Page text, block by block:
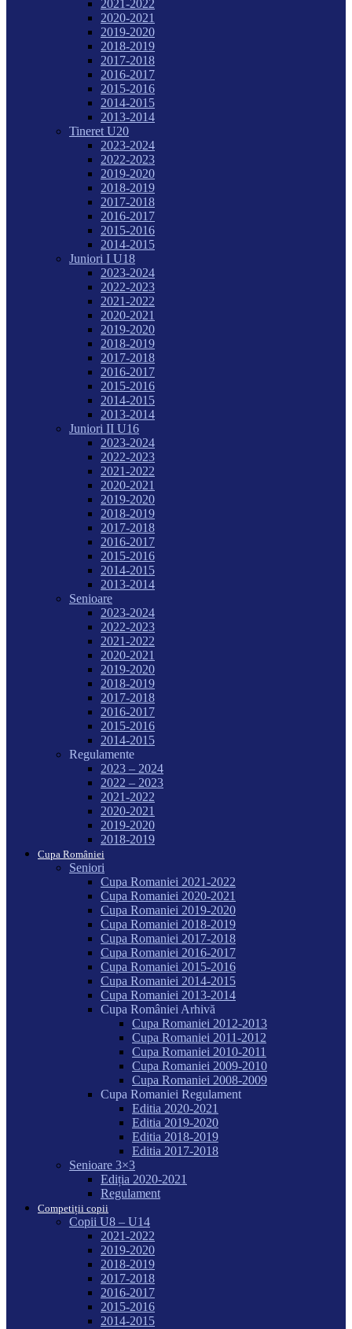
2021-2022
2020-2021
2019-2020
2018-2019
2017-2018
2016-2017
2015-2016
2014-2015
2013-2014
Tineret U20
2023-2024
2022-2023
2019-2020
2018-2019
2017-2018
2016-2017
2015-2016
2014-2015
Juniori I U18
2023-2024
2022-2023
2021-2022
2020-2021
2019-2020
2018-2019
2017-2018
2016-2017
2015-2016
2014-2015
2013-2014
Juniori II U16
2023-2024
2022-2023
2021-2022
2020-2021
2019-2020
2018-2019
2017-2018
2016-2017
2015-2016
2014-2015
2013-2014
Senioare
2023-2024
2022-2023
2021-2022
2020-2021
2019-2020
2018-2019
2017-2018
2016-2017
2015-2016
2014-2015
Regulamente
2023 – 2024
2022 – 2023
2021-2022
2020-2021
2019-2020
2018-2019
Cupa României
Seniori
Cupa Romaniei 2021-2022
Cupa Romaniei 2020-2021
Cupa Romaniei 2019-2020
Cupa Romaniei 2018-2019
Cupa Romaniei 2017-2018
Cupa Romaniei 2016-2017
Cupa Romaniei 2015-2016
Cupa Romaniei 2014-2015
Cupa Romaniei 2013-2014
Cupa României Arhivă
Cupa Romaniei 2012-2013
Cupa Romaniei 2011-2012
Cupa Romaniei 2010-2011
Cupa Romaniei 2009-2010
Cupa Romaniei 2008-2009
Cupa Romaniei Regulament
Editia 2020-2021
Editia 2019-2020
Editia 2018-2019
Editia 2017-2018
Senioare 3×3
Ediția 2020-2021
Regulament
Competiții copii
Copii U8 – U14
2021-2022
2019-2020
2018-2019
2017-2018
2016-2017
2015-2016
2014-2015